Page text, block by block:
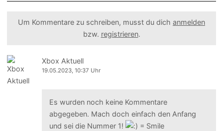
Um Kommentare zu schreiben, musst du dich anmelden
bzw. registrieren.
Xbox Aktuell
19.05.2023, 10:37 Uhr
Es wurden noch keine Kommentare
abgegeben. Mach doch einfach den Anfang
und sei die Nummer 1!